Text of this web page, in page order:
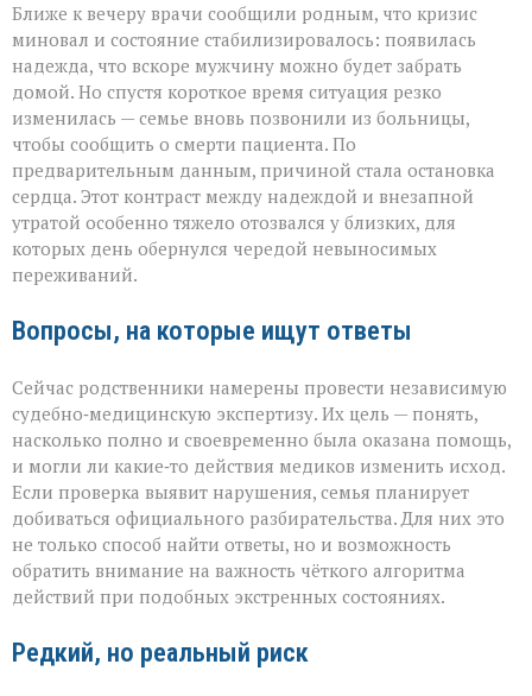
Ближе к вечеру врачи сообщили родным, что кризис
миновал и состояние стабилизировалось: появилась
надежда, что вскоре мужчину можно будет забрать
домой. Но спустя короткое время ситуация резко
изменилась — семье вновь позвонили из больницы,
чтобы сообщить о смерти пациента. По
предварительным данным, причиной стала остановка
сердца. Этот контраст между надеждой и внезапной
утратой особенно тяжело отозвался у близких, для
которых день обернулся чередой невыносимых
переживаний.
Вопросы, на которые ищут ответы
Сейчас родственники намерены провести независимую
судебно‑медицинскую экспертизу. Их цель — понять,
насколько полно и своевременно была оказана помощь,
и могли ли какие‑то действия медиков изменить исход.
Если проверка выявит нарушения, семья планирует
добиваться официального разбирательства. Для них это
не только способ найти ответы, но и возможность
обратить внимание на важность чёткого алгоритма
действий при подобных экстренных состояниях.
Редкий, но реальный риск